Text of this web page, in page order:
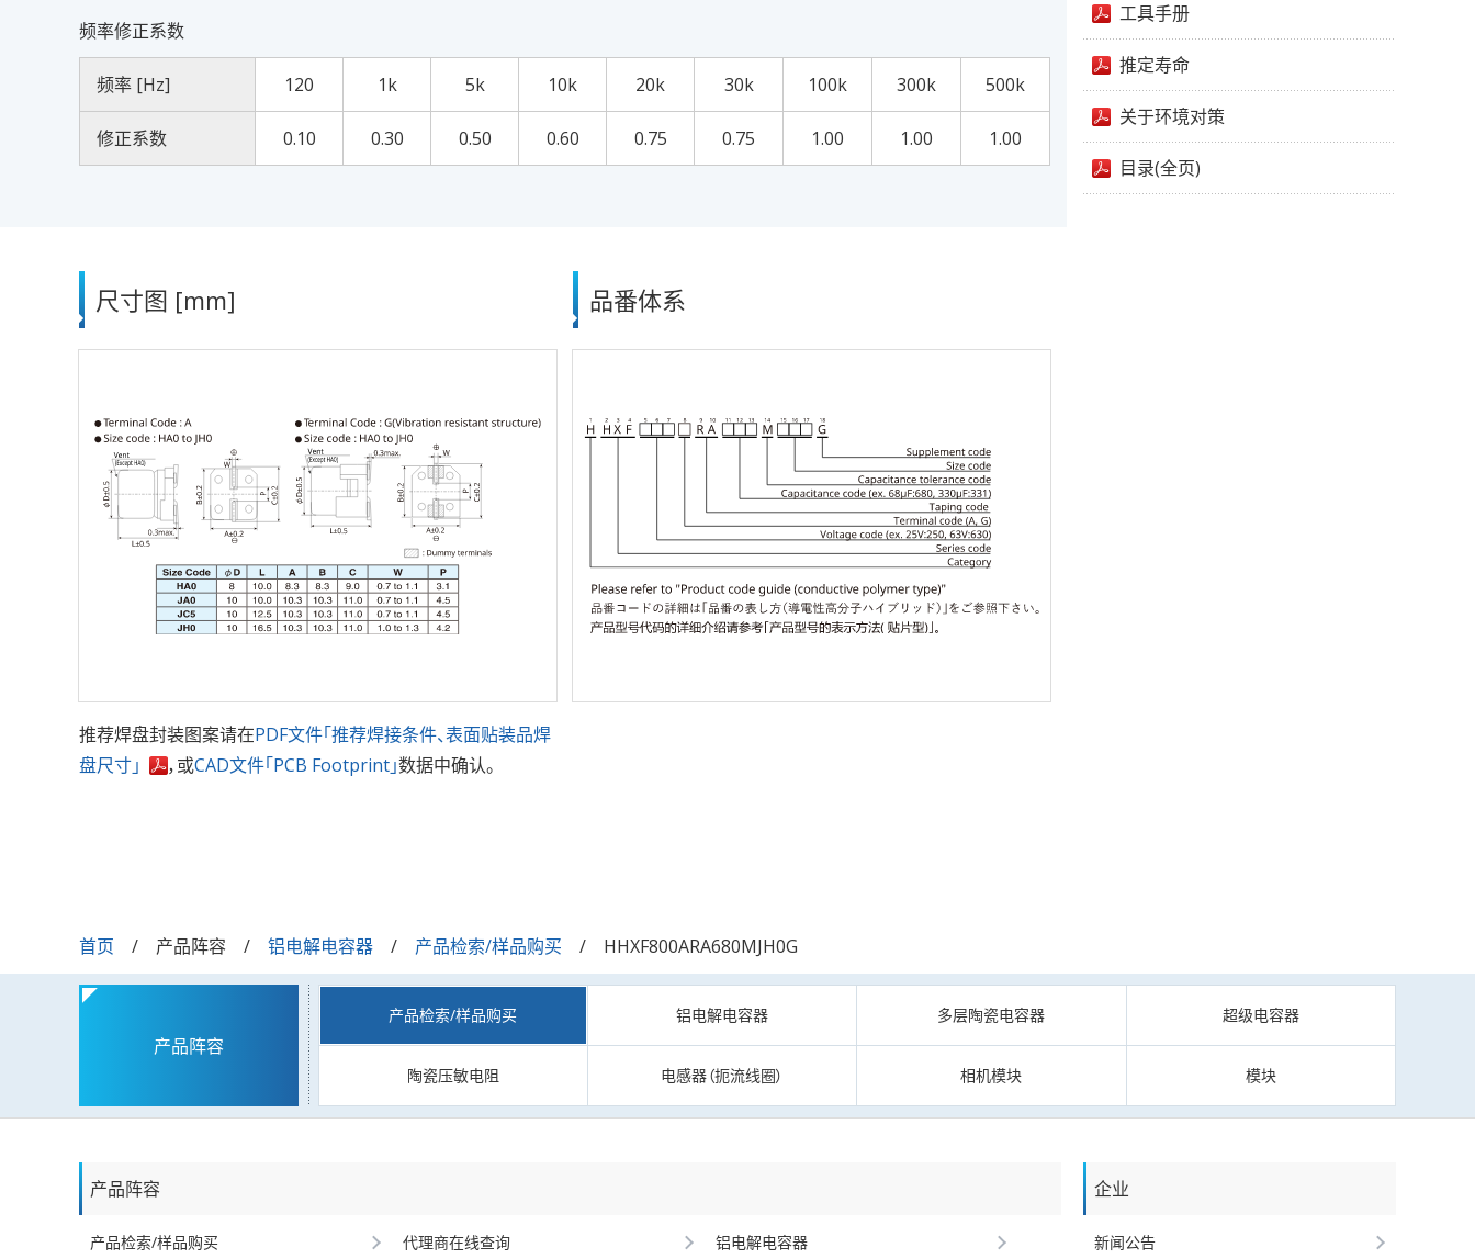
频率修正系数
频率 [Hz] 120 1k 5k 10k 20k 30k 100k 300k 500k
修正系数 0.10 0.30 0.50 0.60 0.75 0.75 1.00 1.00 1.00
尺寸图 [mm]
推荐焊盘封装图案请在PDF文件「推荐焊接条件、表面贴装品焊
盘尺寸」
，或CAD文件「PCB Footprint」数据中确认。
品番体系
工具手册
推定寿命
关于环境对策
目录(全页)
首页 产品阵容 铝电解电容器 产品检索/样品购买 HHXF800ARA680MJH0G
产品阵容
产品检索/样品购买 铝电解电容器 多层陶瓷电容器 超级电容器
陶瓷压敏电阻 电感器（扼流线圈） 相机模块 模块
产品阵容
产品检索/样品购买 代理商在线查询 铝电解电容器
企业
新闻公告